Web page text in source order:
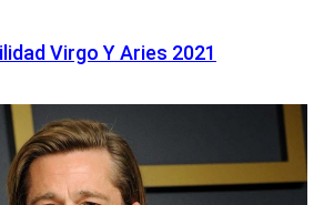
Virgo Y Aries 2021